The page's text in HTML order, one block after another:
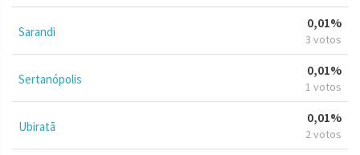
Sarandi
0,01%
3 votos
Sertanópolis
0,01%
1 votos
Ubiratã
0,01%
2 votos